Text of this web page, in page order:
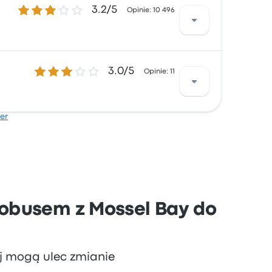
do biletów i obsługa, ale często
3.2 gwiazdek w skali do 5
3.2/5 Opinie: 10 496
do biletów i obsługa, ale często
3.0 gwiazdek w skali do 5
3.0/5 Opinie: 11
z Mossel Bay do
mogą ulec zmianie